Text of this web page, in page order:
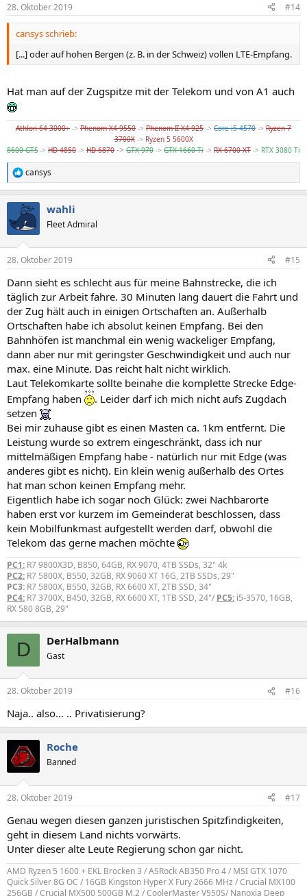
e
n
28. Oktober 2019 #14
cansys schrieb:
[...] oder auf hohen Bergen (z. B. in der Schweiz) vollen LTE-Empfang.
Hat man auf der Zugspitze mit der Telekom und von A1 auch
Athlon 64 3000+ -> Phenom X4 9550 -> Phenom II X4 925 -> Core i5 4570 -> Ryzen 7
3700X-> Ryzen 5 5600X
8600 GTS -> HD 4850 -> HD 6870 -> GTX 970 -> GTX 1660 Ti -> RX 6700 XT -> RTX 3080 Ti
R
e
t
i
e
:
cansys
wahli
Fleet Admiral
28. Oktober 2019 #15
Dann sieht es schlecht aus für meine Bahnstrecke, die ich
täglich zur Arbeit fahre. 30 Minuten lang dauert die Fahrt und
der Zug hält auch in einigen Ortschaften an. Außerhalb
Ortschaften habe ich absolut keinen Empfang. Bei den
Bahnhöfen ist manchmal ein wenig wackeliger Empfang,
dann aber nur mit geringster Geschwindigkeit und auch nur
max. eine Minute. Das reicht halt nicht wirklich.
Laut Telekomkarte sollte beinahe die komplette Strecke Edge-
Empfang haben
. Leider darf ich mich nicht aufs Zugdach
setzen
Bei mir zuhause gibt es einen Masten ca. 1km entfernt. Die
Leistung wurde so extrem eingeschränkt, dass ich nur
mittelmäßigen Empfang habe - natürlich nur mit Edge (was
anderes gibt es nicht). Ein klein wenig außerhalb des Ortes
hat man schon keinen Empfang mehr.
Eigentlich habe ich sogar noch Glück: zwei Nachbarorte
haben erst vor kurzem im Gemeinderat beschlossen, dass
kein Mobilfunkmast aufgestellt werden darf, obwohl die
Telekom das gerne machen möchte
PC1: R7 9800X3D, B850, 64GB, RX 9070, 4TB SSDs, 32" 4k
PC2: R7 5800X, B550, 32GB, RX 9060 XT 16G, 2TB SSDs, 29"
PC3: R7 5800X, B550, 32GB, RX 6600 XT, 2TB SSD, 34"
PC4: R7 3700X, B450, 32GB, RX 6600 XT, 1TB SSD, 24"/ PC5: i5-3570, 16GB,
RX 580 8GB, 29"
D DerHalbmann
Gast
28. Oktober 2019 #16
Naja.. also... .. Privatisierung?
Roche
Banned
28. Oktober 2019 #17
Genau wegen diesen ganzen juristischen Spitzfindigkeiten,
geht in diesem Land nichts vorwärts.
Unter dieser alte Leute Regierung schon gar nicht.
AMD Ryzen 5 1600 + EKL Brocken 3 / ASRock AB350 Pro 4 / MSI GTX 1070
Quick Silver 8G OC / 16GB Kingston Hyper X Fury 2666 MHz / Crucial MX100
256GB / Crucial MX500 500GB M.2 / CoolerMaster V550S/ Nanoxia Deep